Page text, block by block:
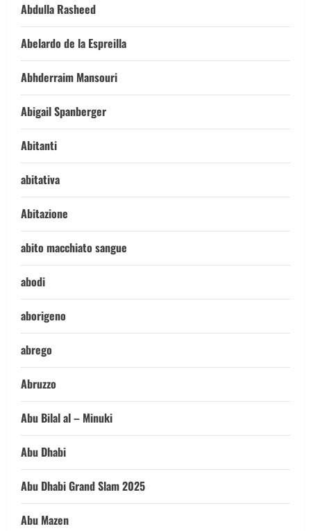
Abdulla Rasheed
Abelardo de la Espreilla
Abhderraim Mansouri
Abigail Spanberger
Abitanti
abitativa
Abitazione
abito macchiato sangue
abodi
aborigeno
abrego
Abruzzo
Abu Bilal al – Minuki
Abu Dhabi
Abu Dhabi Grand Slam 2025
Abu Mazen